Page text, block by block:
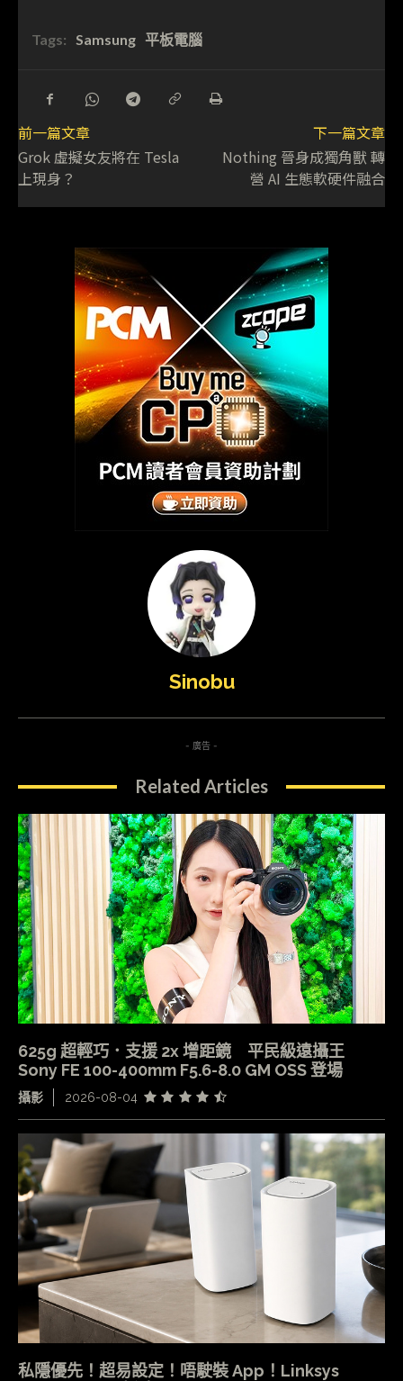
Tags: Samsung 平板電腦
前一篇文章
Grok 虛擬女友將在 Tesla
上現身？
下一篇文章
Nothing 晉身成獨角獸 轉
營 AI 生態軟硬件融合
Sinobu
- 廣告 -
Related Articles
625g 超輕巧．支援 2x 增距鏡 平民級遠攝王
Sony FE 100-400mm F5.6-8.0 GM OSS 登場
攝影 2026-08-04
私隱優先！超易設定！唔駛裝 App！Linksys